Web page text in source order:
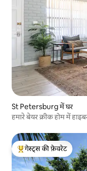
St Petersburg में घर
हमारे बेयर क्रीक होम में
गेस्ट्स का टॉप फ़ेवरेट
गेस्ट्स की फ़ेवरेट